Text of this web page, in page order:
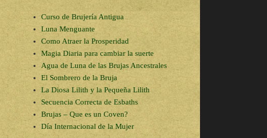
Curso de Brujería Antigua
Luna Menguante
Como Atraer la Prosperidad
Magia Diaria para cambiar la suerte
Agua de Luna de las Brujas Ancestrales
El Sombrero de la Bruja
La Diosa Lilith y la Pequeña Lilith
Secuencia Correcta de Esbaths
Brujas – Que es un Coven?
Día Internacional de la Mujer